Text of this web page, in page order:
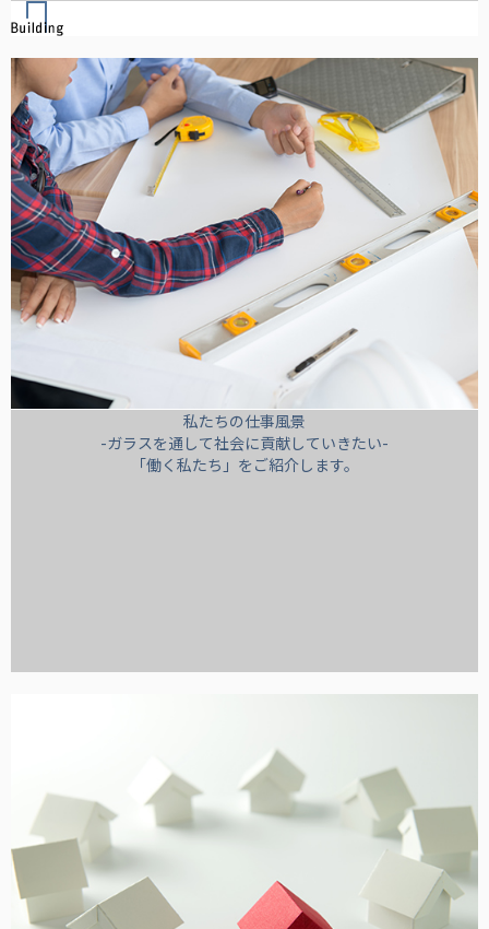
私たちの仕事風景
-ガラスを通して社会に貢献していきたい-
「働く私たち」をご紹介します。